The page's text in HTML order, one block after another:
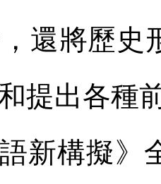
還將歷史
提出各種
語新構擬